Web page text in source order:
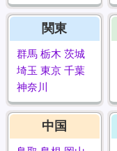
関東
群馬 栃木 茨城
埼玉 東京 千葉
神奈川
中国